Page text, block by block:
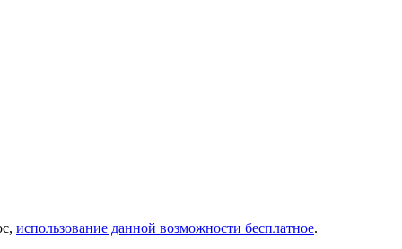
использование данной возможности бесплатное.